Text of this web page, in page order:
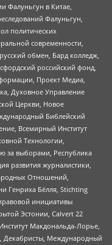
Фалуньгун в Китае,
Фалуньгун,
политических
современности,
обмен, Бард колледж,
российский фонд,
Проект Медиа,
Духовное Управление
Церкви, Новое
Библейский
Всемирный Институт
Технологии,
за выборами, Республика
развития журналистики,
Отношений,
Бёлля, Stichting
инициативы
Эстонии, Calvert 22
Макдональда-Лорье,
Декабристы, Международный